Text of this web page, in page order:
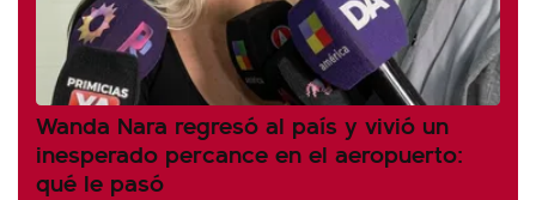
Wanda Nara regresó al país y vivió un
inesperado percance en el aeropuerto:
qué le pasó